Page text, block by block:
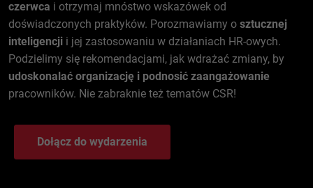
czerwca i otrzymaj mnóstwo wskazówek od
doświadczonych praktyków. Porozmawiamy o sztucznej
inteligencji i jej zastosowaniu w działaniach HR-owych.
Podzielimy się rekomendacjami, jak wdrażać zmiany, by
udoskonalać organizację i podnosić zaangażowanie
pracowników. Nie zabraknie też tematów CSR!
Dołącz do wydarzenia